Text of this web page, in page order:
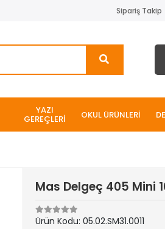
Sipariş Takip
YAZI
GEREÇLERİ OKUL ÜRÜNLERİ
Mas Delgeç 405 Mini
Ürün Kodu:05.02.SM31.0011